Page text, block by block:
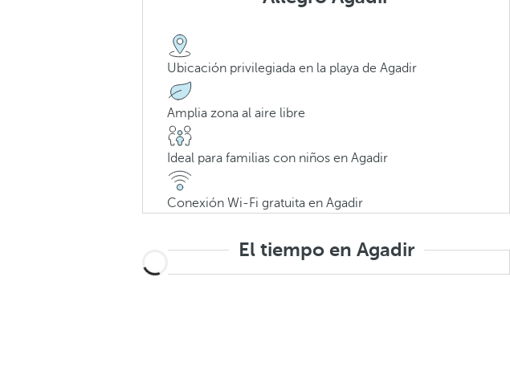
Ubicación privilegiada en la playa de Agadir
Amplia zona al aire libre
Ideal para familias con niños en Agadir
Conexión Wi-Fi gratuita en Agadir
El tiempo en Agadir